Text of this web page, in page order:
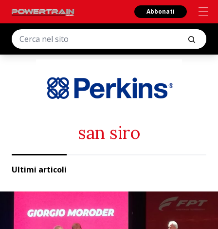
Abbonati
san siro
Ultimi articoli